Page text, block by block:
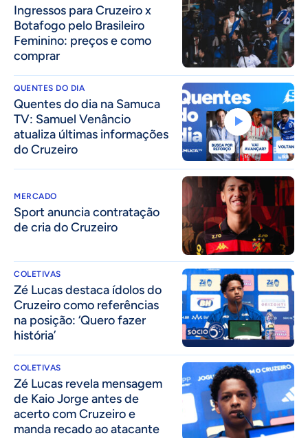
Ingressos para Cruzeiro x
Botafogo pelo Brasileiro
Feminino: preços e como
comprar
QUENTES DO DIA
Quentes do dia na Samuca
TV: Samuel Venâncio
atualiza últimas informações
do Cruzeiro
MERCADO
Sport anuncia contratação
de cria do Cruzeiro
COLETIVAS
Zé Lucas destaca ídolos do
Cruzeiro como referências
na posição: ‘Quero fazer
história’
COLETIVAS
Zé Lucas revela mensagem
de Kaio Jorge antes de
acerto com Cruzeiro e
manda recado ao atacante